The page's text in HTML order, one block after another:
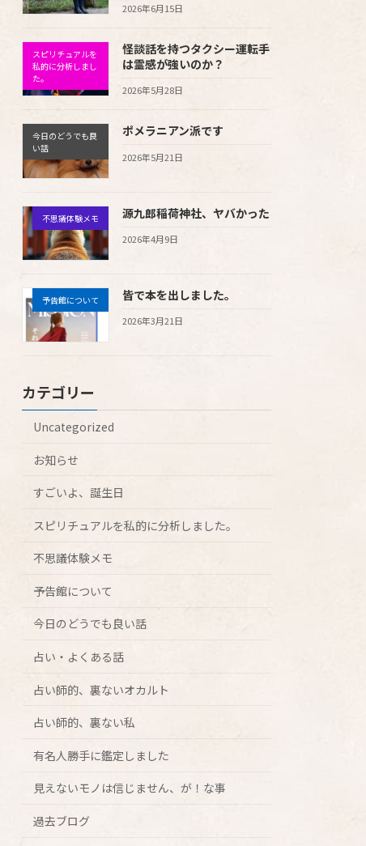
2026年6月15日
スピリチュアルを
私的に分析しまし
た。
怪談話を持つタクシー運転手
は霊感が強いのか？
2026年5月28日
今日のどうでも良
い話
ポメラニアン派です
2026年5月21日
不思議体験メモ 源九郎稲荷神社、ヤバかった
2026年4月9日
予告館について 皆で本を出しました。
2026年3月21日
カテゴリー
Uncategorized
お知らせ
すごいよ、誕生日
スピリチュアルを私的に分析しました。
不思議体験メモ
予告館について
今日のどうでも良い話
占い・よくある話
占い師的、裏ないオカルト
占い師的、裏ない私
有名人勝手に鑑定しました
見えないモノは信じません、が！な事
過去ブログ